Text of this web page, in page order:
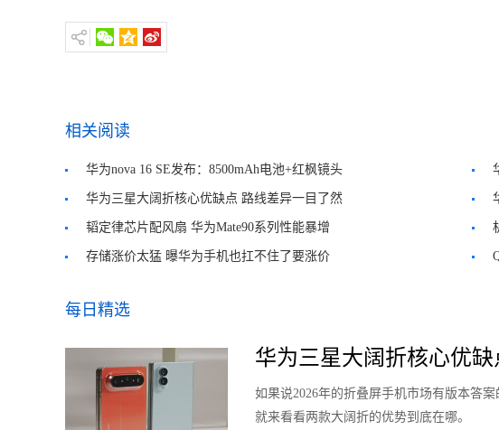
相关阅读
华为nova 16 SE发布：8500mAh电池+红枫镜头
华为三星大阔折核心优缺点 路线差异一目了然
韬定律芯片配风扇 华为Mate90系列性能暴增
存储涨价太猛 曝华为手机也扛不住了要涨价
每日精选
华为三星大阔折核心优
如果说2026年的折叠屏手机市场有版本答
就来看看两款大阔折的优势到底在哪。